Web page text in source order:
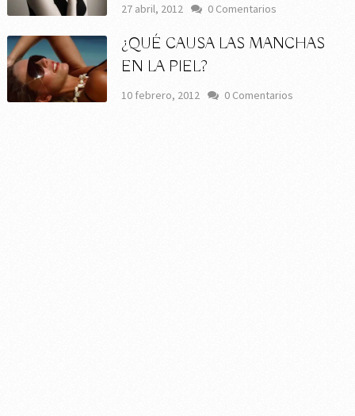
27 abril, 2012 0 Comentarios
¿QUÉ CAUSA LAS MANCHAS
EN LA PIEL?
10 febrero, 2012 0 Comentarios